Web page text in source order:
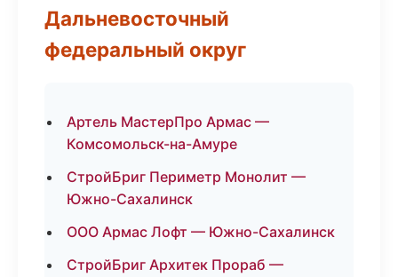
Дальневосточный
федеральный округ
Артель МастерПро Армас —
Комсомольск-на-Амуре
СтройБриг Периметр Монолит —
Южно-Сахалинск
ООО Армас Лофт — Южно-Сахалинск
СтройБриг Архитек Прораб —